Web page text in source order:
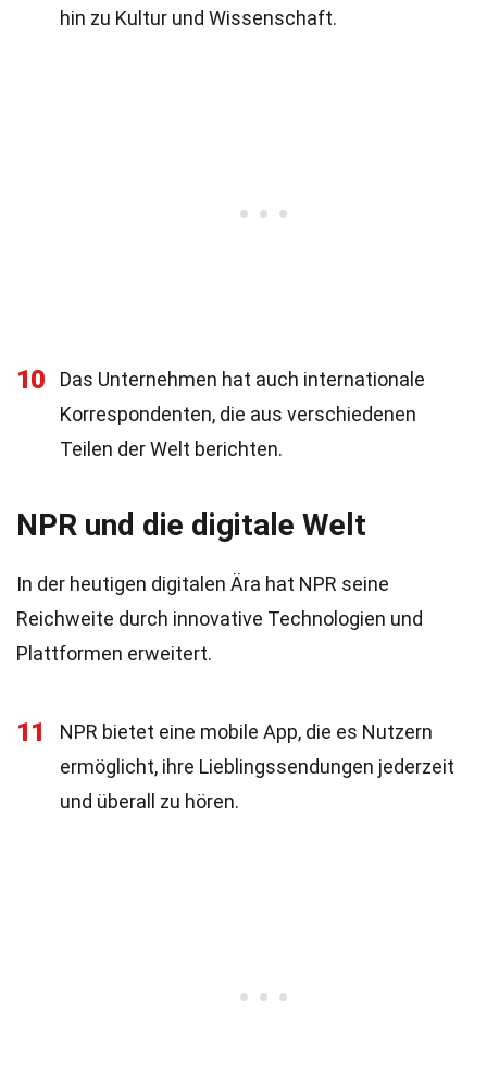
hin zu Kultur und Wissenschaft.
10
Das Unternehmen hat auch internationale
Korrespondenten, die aus verschiedenen
Teilen der Welt berichten.
NPR und die digitale Welt
In der heutigen digitalen Ära hat NPR seine
Reichweite durch innovative Technologien und
Plattformen erweitert.
11
NPR bietet eine mobile App, die es Nutzern
ermöglicht, ihre Lieblingssendungen jederzeit
und überall zu hören.